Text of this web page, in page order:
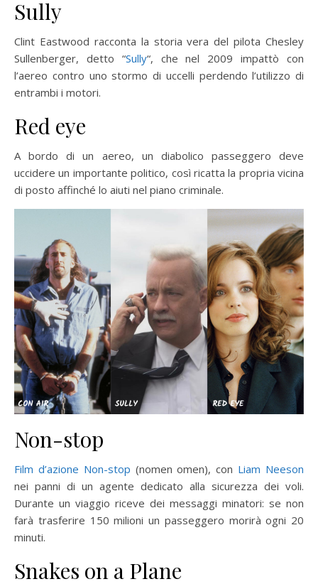
Sully
Clint Eastwood racconta la storia vera del pilota Chesley
Sullenberger, detto “Sully“, che nel 2009 impattò con
l’aereo contro uno stormo di uccelli perdendo l’utilizzo di
entrambi i motori.
Red eye
A bordo di un aereo, un diabolico passeggero deve
uccidere un importante politico, così ricatta la propria vicina
di posto affinché lo aiuti nel piano criminale.
Non-stop
Film d’azione Non-stop (nomen omen), con Liam Neeson
nei panni di un agente dedicato alla sicurezza dei voli.
Durante un viaggio riceve dei messaggi minatori: se non
farà trasferire 150 milioni un passeggero morirà ogni 20
minuti.
Snakes on a Plane